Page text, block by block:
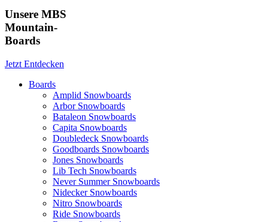
Unsere MBS
Mountain-
Boards
Jetzt Entdecken
Boards
Amplid Snowboards
Arbor Snowboards
Bataleon Snowboards
Capita Snowboards
Doubledeck Snowboards
Goodboards Snowboards
Jones Snowboards
Lib Tech Snowboards
Never Summer Snowboards
Nidecker Snowboards
Nitro Snowboards
Ride Snowboards